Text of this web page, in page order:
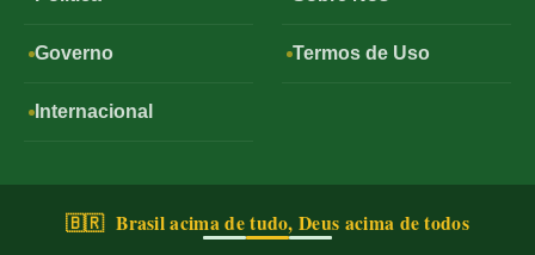
Governo
Internacional
Termos de Uso
🇧🇷 Brasil acima de tudo, Deus acima de todos